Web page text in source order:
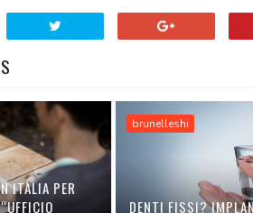
ITALIA PER
brunelleshi
DENTI FISSI?